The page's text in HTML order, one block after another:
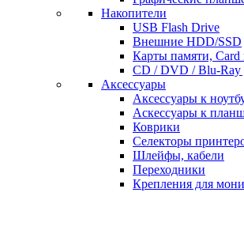
Накопители
USB Flash Drive
Внешние HDD/SSD
Карты памяти, Card
CD / DVD / Blu-Ray
Аксессуары
Аксессуары к
Аскессуары к
Коврики
Селекторы
Шлейфы, кабели
Переходники
Крепления для